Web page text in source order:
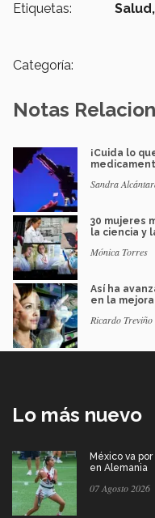
Etiquetas: Salud,
Categoría:
Notas
¡Cuida lo
Sandra
30 mujeres
la ciencia y
Mónica Torres
Así ha
en la
Ricardo Treviño
Lo más nuevo
México va
en Alemania
07 Agosto 2026